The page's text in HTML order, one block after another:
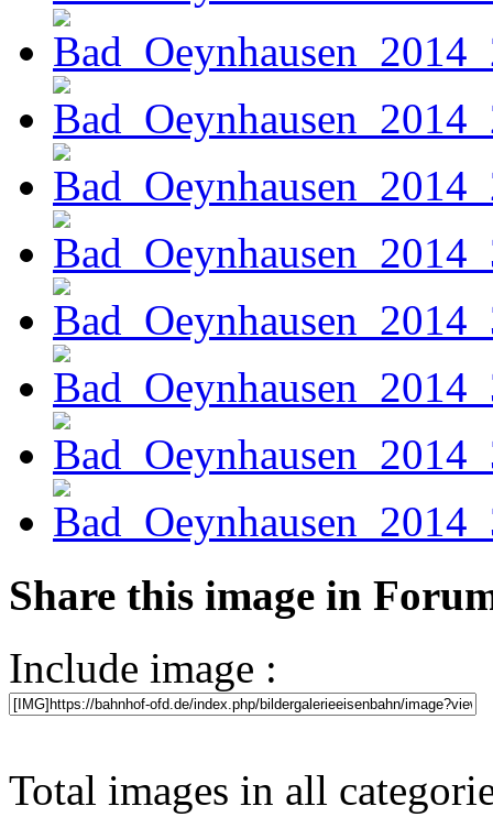
Share this image in
Include image :
Total images in all